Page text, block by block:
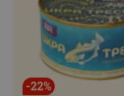
-22%